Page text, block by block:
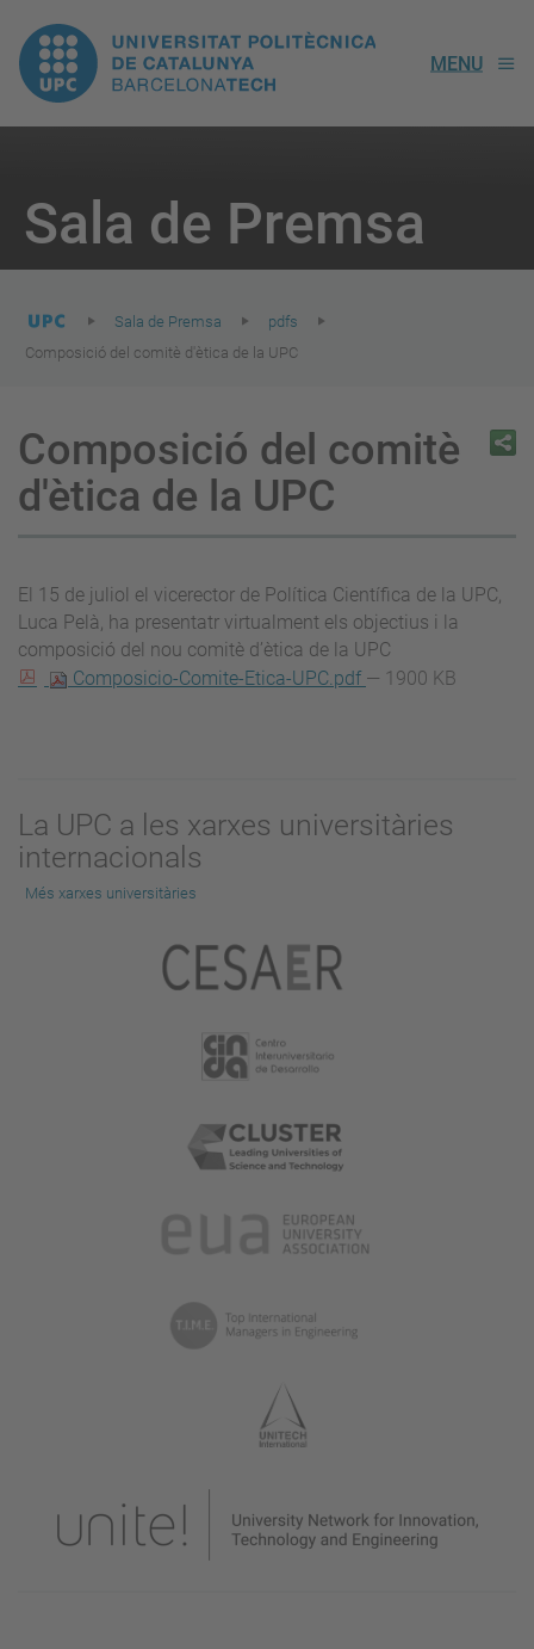
UPC.
Universitat
de
Catalunya
MENU
Sala de Premsa
here:
Sala de Premsa
pdfs
Composició del comitè d'ètica de la UPC
Composició del comitè
d'ètica de la UPC
El 15 de juliol el vicerector de Política Científica de la UPC,
Luca Pelà, ha presentatr virtualment els objectius i la
composició del nou comitè d’ètica de la UPC
Composicio-Comite-Etica-UPC.pdf — 1900 KB
La UPC a les xarxes universitàries
internacionals
Més xarxes universitàries